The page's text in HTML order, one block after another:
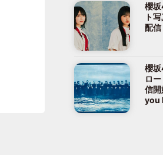
櫻
ト
配信
櫻
ロ
信
you